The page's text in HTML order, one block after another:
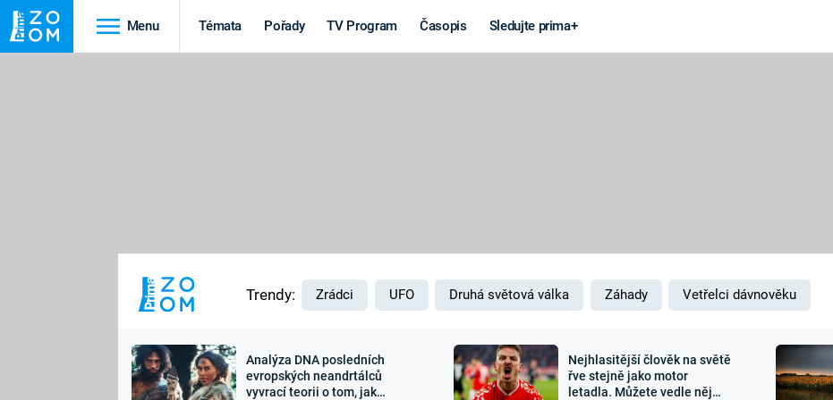
Menu Témata Pořady TV Program Časopis Sledujte prima+
MARS
Výročí
Záhady a
Zajímavosti
Trendy: Zrádci UFO Druhá světová válka Záhady Vetřelci dávnověku
Analýza DNA posledních
evropských neandrtálců
vyvrací teorii o tom, jak
Nejhlasitější člověk na světě
řve stejně jako motor
letadla. Můžete vedle něj